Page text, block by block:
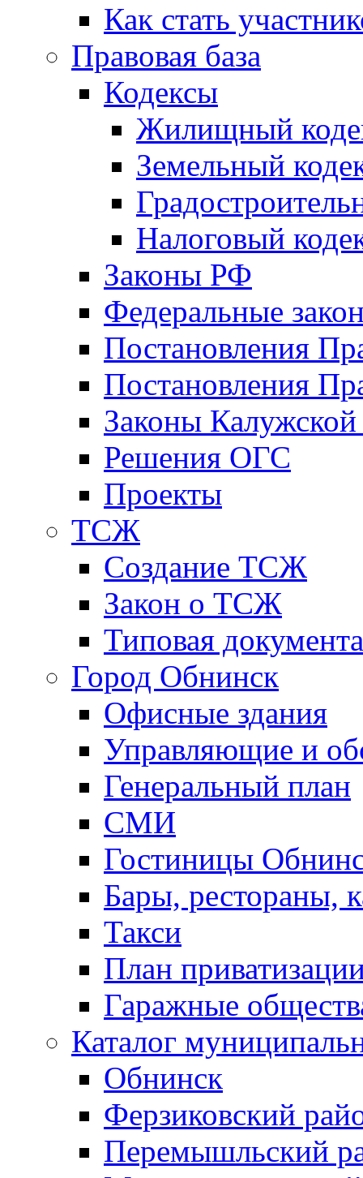
Как стать
Правовая база
Кодексы
Жилищный
Земельный
Налоговый
Законы РФ
Федеральные
Постановления
Постановления
Законы Калужской
Решения ОГС
Проекты
ТСЖ
Создание ТСЖ
Закон о ТСЖ
Типовая
Город Обнинск
Офисные здания
Управляющие и
Генеральный план
СМИ
Гостиницы
Бары, рестораны,
Такси
План
Гаражные
Каталог
Обнинск
Ферзиковский
Перемышльский